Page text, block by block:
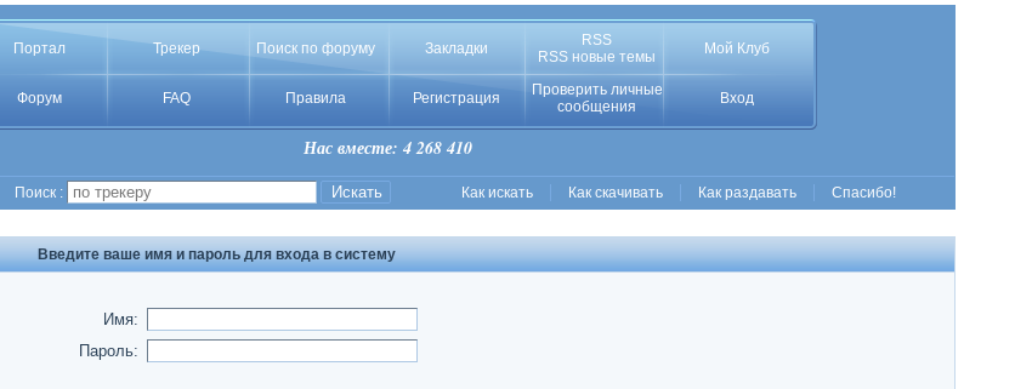
Портал Трекер Поиск по форуму Закладки
RSS
RSS новые темы
Мой Клуб
Форум FAQ Правила Регистрация
Проверить личные
сообщения
Вход
Нас вместе: 4 268 410
Поиск : Как искать Как скачивать Как раздавать
Спасибо!
Введите ваше имя и пароль для входа в систему
Имя:
Пароль: